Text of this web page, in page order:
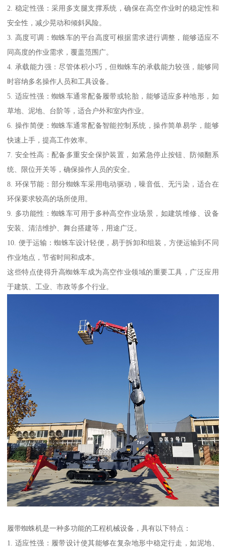
2. 稳定性强：采用多支腿支撑系统，确保在高空作业时的稳定性和
安全性，减少晃动和倾斜风险。
3. 高度可调：蜘蛛车的平台高度可根据需求进行调整，能够适应不
同高度的作业需求，覆盖范围广。
4. 承载能力强：尽管体积小巧，但蜘蛛车的承载能力较强，能够同
时容纳多名操作人员和工具设备。
5. 适应性强：蜘蛛车通常配备履带或轮胎，能够适应多种地形，如
草地、泥地、台阶等，适合户外和室内作业。
6. 操作简便：蜘蛛车通常配备智能控制系统，操作简单易学，能够
快速上手，提高工作效率。
7. 安全性高：配备多重安全保护装置，如紧急停止按钮、防倾翻系
统、限位开关等，确保操作人员的安全。
8. 环保节能：部分蜘蛛车采用电动驱动，噪音低、无污染，适合在
环保要求较高的场所使用。
9. 多功能性：蜘蛛车可用于多种高空作业场景，如建筑维修、设备
安装、清洁维护、舞台搭建等，用途广泛。
10. 便于运输：蜘蛛车设计轻便，易于拆卸和组装，方便运输到不同
作业地点，节省时间和成本。
这些特点使得升高蜘蛛车成为高空作业领域的重要工具，广泛应用
于建筑、工业、市政等多个行业。
履带蜘蛛机是一种多功能的工程机械设备，具有以下特点：
1. 适应性强：履带设计使其能够在复杂地形中稳定行走，如泥地、